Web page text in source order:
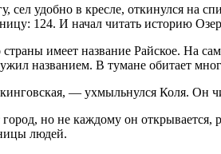
сел удобно в кресле, откинулся на
124. И начал читать историю
имеет название Райское. На
названием. В тумане обитает
— ухмыльнулся Коля. Он
город, но не каждому он
людей.